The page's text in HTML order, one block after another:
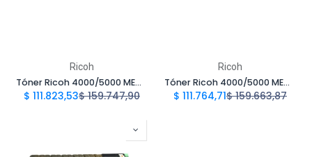
Ricoh
Tóner Ricoh 4000/5000 MEGATONER Genérico Negro MPC4000/C5000 C | Megatoner
$ 111.823,53$159.747,90
Ricoh
Tóner Ricoh 4000/5000 MEGATONER Genérico Negro MPC4000/C5000 B | Megatoner
$ 111.764,71$159.663,87